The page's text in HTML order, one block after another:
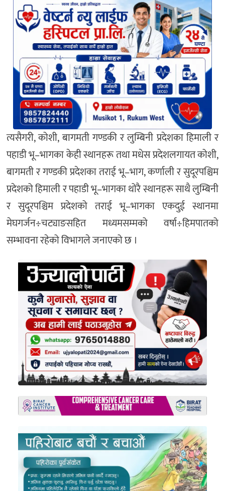
त्यसैगरी, कोशी, बागमती गण्डकी र लुम्बिनी प्रदेशका हिमाली र
पहाडी भू–भागका केही स्थानहरू तथा मधेस प्रदेशलगायत कोशी,
बागमती र गण्डकी प्रदेशका तराई भू–भाग, कर्णाली र सुदूरपश्चिम
प्रदेशको हिमाली र पहाडी भू–भागका थोरै स्थानहरू साथै लुम्बिनी
र सुदूरपश्चिम प्रदेशको तराई भू–भागका एकदुई स्थानमा
मेघगर्जन÷चट्याङसहित मध्यमसम्मको वर्षा÷हिमपातको
सम्भावना रहेको विभागले जनाएको छ ।